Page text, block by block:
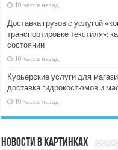
10 часов назад
Доставка грузов с услугой
транспортировке текстиля»:
состоянии
10 часов назад
Курьерские услуги для
доставка гидрокостюмов и
10 часов назад
Новости в картинках